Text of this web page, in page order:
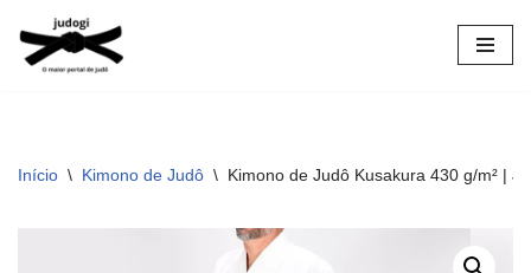
Pular
Início \ Kimono de Judô \ Kimono de Judô Kusakura 430 g/m² |